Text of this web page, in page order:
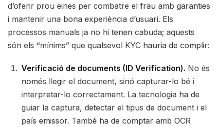
d’oferir prou eines per combatre el frau amb garanties
i mantenir una bona experiència d’usuari. Els
processos manuals ja no hi tenen cabuda; aquests
són els “mínims” que qualsevol KYC hauria de complir:
Verificació de documents (ID Verification). No és
només llegir el document, sinó capturar-lo bé i
interpretar-lo correctament. La tecnologia ha de
guiar la captura, detectar el tipus de document i el
país emissor. També ha de comptar amb OCR